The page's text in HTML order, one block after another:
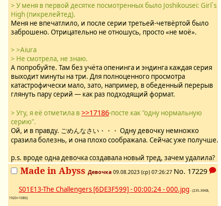
> У меня в первой десятке посмотренных было Joshikousei: Girl`s
High (пикрелейтед).
Меня не впечатлило, и после серии третьей-четвёртой было
заброшено. Отрицательно не отношусь, просто «не моё».
> >Aiura
> Не смотрела, не знаю.
А попробуйте. Там без учёта опенинга и эндинга каждая серия
выходит минуты на три. Для полноценного просмотра
катастрофически мало, зато, например, в обеденный перерыв
глянуть пару серий — как раз подходящий формат.
> Угу, я её отметила в >>17186-посте как "одну нормальную
серию".
Ой, и в правду. ごめんなさい・・・ Одну девочку немножко
сразила болезнь, и она плохо соображала. Сейчас уже получше.
p.s. вроде одна девочка создавала новый тред, зачем удалила?
Made in Abyss Девочка 09.08.2023 (ср) 07:26:27 No. 17229
S01E13-The Challengers [6DE3F599] - 00:00:24 - 000.jpg - (235.36KB,
1920×1080)